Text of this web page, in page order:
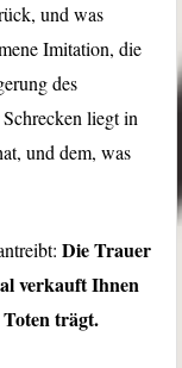
und was
Imitation, die
des
liegt in
und dem, was
Die Trauer
verkauft Ihnen
Toten trägt.